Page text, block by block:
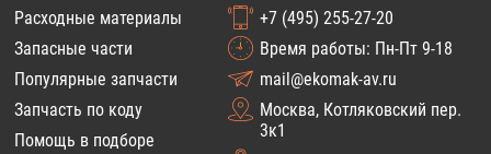
Расходные материалы
Запасные части
Популярные запчасти
Запчасть по коду
Помощь в подборе
+7 (495) 255-27-20
Время работы: Пн-Пт 9-18
mail@ekomak-av.ru
Москва, Котляковский пер.
3к1